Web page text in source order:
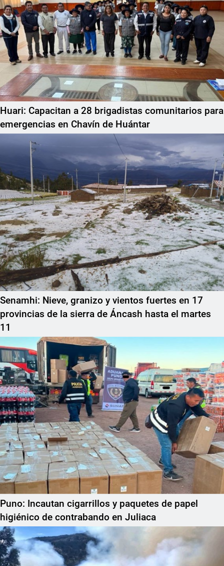
Huari: Capacitan a 28 brigadistas comunitarios para
emergencias en Chavín de Huántar
Senamhi: Nieve, granizo y vientos fuertes en 17
provincias de la sierra de Áncash hasta el martes
11
Puno: Incautan cigarrillos y paquetes de papel
higiénico de contrabando en Juliaca